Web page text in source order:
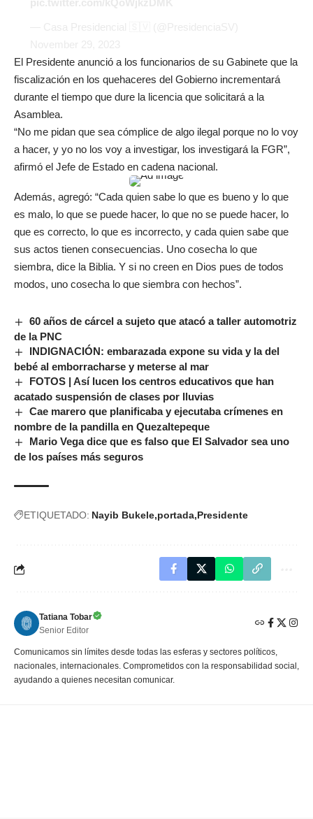
El Presidente anunció a los funcionarios de su Gabinete que la
fiscalización en los quehaceres del Gobierno incrementará
durante el tiempo que dure la licencia que solicitará a la
Asamblea.
“No me pidan que sea cómplice de algo ilegal porque no lo voy
a hacer, y yo no los voy a investigar, los investigará la FGR”,
afirmó el Jefe de Estado en cadena nacional.
Además, agregó: “Cada quien sabe lo que es bueno y lo que
es malo, lo que se puede hacer, lo que no se puede hacer, lo
que es correcto, lo que es incorrecto, y cada quien sabe que
sus actos tienen consecuencias. Uno cosecha lo que
siembra, dice la Biblia. Y si no creen en Dios pues de todos
modos, uno cosecha lo que siembra con hechos”.
60 años de cárcel a sujeto que atacó a taller automotriz
de la PNC
INDIGNACIÓN: embarazada expone su vida y la del
bebé al emborracharse y meterse al mar
FOTOS | Así lucen los centros educativos que han
acatado suspensión de clases por lluvias
Cae marero que planificaba y ejecutaba crímenes en
nombre de la pandilla en Quezaltepeque
Mario Vega dice que es falso que El Salvador sea uno
de los países más seguros
ETIQUETADO: Nayib Bukele portada Presidente
Tatiana Tobar
Senior Editor
Comunicamos sin límites desde todas las esferas y sectores políticos,
nacionales, internacionales. Comprometidos con la responsabilidad social,
ayudando a quienes necesitan comunicar.